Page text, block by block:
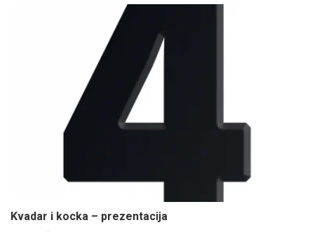
Kvadar i kocka – prezentacija